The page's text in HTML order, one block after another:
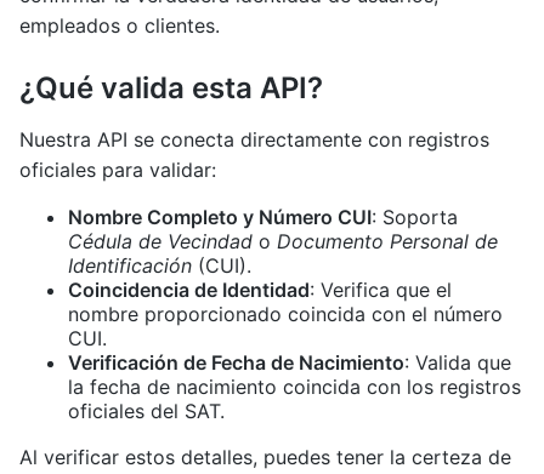
empleados o clientes.
¿Qué valida esta API?
Nuestra API se conecta directamente con registros
oficiales para validar:
Nombre Completo y Número CUI: Soporta
Cédula de Vecindad o Documento Personal de
Identificación (CUI).
Coincidencia de Identidad: Verifica que el
nombre proporcionado coincida con el número
CUI.
Verificación de Fecha de Nacimiento: Valida que
la fecha de nacimiento coincida con los registros
oficiales del SAT.
Al verificar estos detalles, puedes tener la certeza de